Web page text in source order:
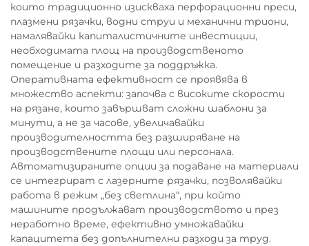
които традиционно изискваха перфорационни преси,
плазмени рязачки, водни струи и механични триони,
намалявайки капиталистичните инвестиции,
необходимата площ на производственото
помещение и разходите за поддръжка.
Оперативната ефективност се проявява в
множество аспекти: започва с високите скорости
на рязане, които завършват сложни шаблони за
минути, а не за часове, увеличавайки
производителността без разширяване на
производствените площи или персонала.
Автоматизираните опции за подаване на материали
се интегрират с лазерните рязачки, позволявайки
работа в режим „без светлина“, при който
машините продължават производството и през
неработно време, ефективно умножавайки
капацитета без допълнителни разходи за труд.